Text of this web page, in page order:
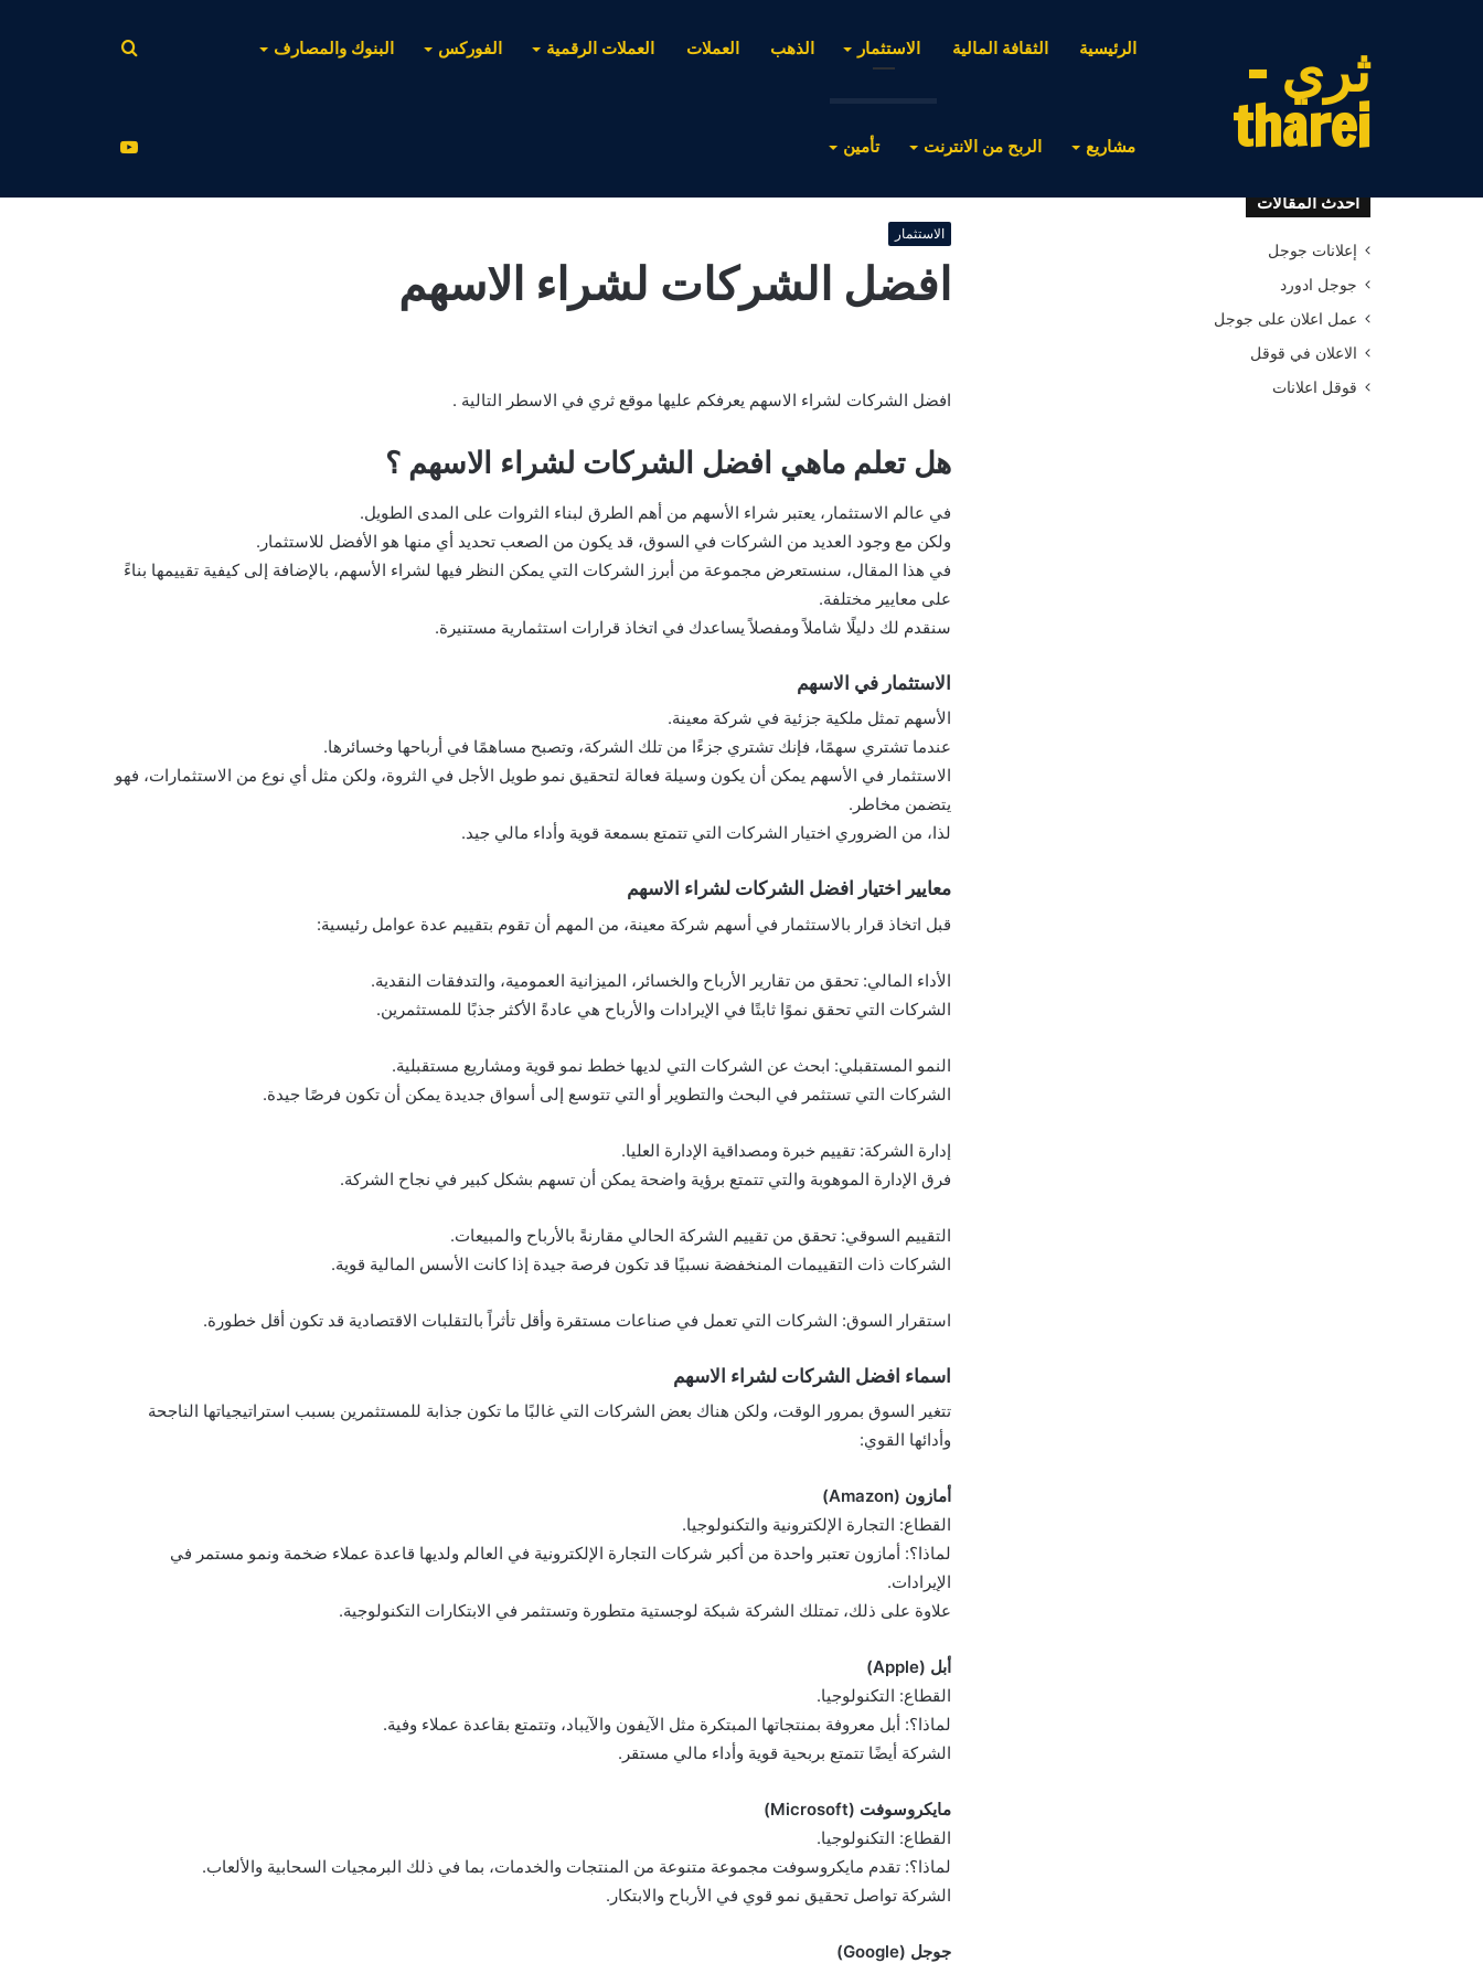
ثري -
tharei
الرئيسية الثقافة المالية الاستثمار الذهب العملات العملات الرقمية الفوركس البنوك والمصارف
مشاريع الربح من الانترنت تأمين عن
الاستثمار
افضل الشركات لشراء الاسهم
افضل الشركات لشراء الاسهم يعرفكم عليها موقع ثري في الاسطر التالية .
هل تعلم ماهي افضل الشركات لشراء الاسهم ؟
في عالم الاستثمار، يعتبر شراء الأسهم من أهم الطرق لبناء الثروات على المدى الطويل.
ولكن مع وجود العديد من الشركات في السوق، قد يكون من الصعب تحديد أي منها هو الأفضل للاستثمار.
في هذا المقال، سنستعرض مجموعة من أبرز الشركات التي يمكن النظر فيها لشراء الأسهم، بالإضافة إلى كيفية تقييمها بناءً
على معايير مختلفة.
سنقدم لك دليلًا شاملاً ومفصلاً يساعدك في اتخاذ قرارات استثمارية مستنيرة.
الاستثمار في الاسهم
الأسهم تمثل ملكية جزئية في شركة معينة.
عندما تشتري سهمًا، فإنك تشتري جزءًا من تلك الشركة، وتصبح مساهمًا في أرباحها وخسائرها.
الاستثمار في الأسهم يمكن أن يكون وسيلة فعالة لتحقيق نمو طويل الأجل في الثروة، ولكن مثل أي نوع من الاستثمارات، فهو
يتضمن مخاطر.
لذا، من الضروري اختيار الشركات التي تتمتع بسمعة قوية وأداء مالي جيد.
معايير اختيار افضل الشركات لشراء الاسهم
قبل اتخاذ قرار بالاستثمار في أسهم شركة معينة، من المهم أن تقوم بتقييم عدة عوامل رئيسية:
الأداء المالي: تحقق من تقارير الأرباح والخسائر، الميزانية العمومية، والتدفقات النقدية.
الشركات التي تحقق نموًا ثابتًا في الإيرادات والأرباح هي عادةً الأكثر جذبًا للمستثمرين.
النمو المستقبلي: ابحث عن الشركات التي لديها خطط نمو قوية ومشاريع مستقبلية.
الشركات التي تستثمر في البحث والتطوير أو التي تتوسع إلى أسواق جديدة يمكن أن تكون فرصًا جيدة.
إدارة الشركة: تقييم خبرة ومصداقية الإدارة العليا.
فرق الإدارة الموهوبة والتي تتمتع برؤية واضحة يمكن أن تسهم بشكل كبير في نجاح الشركة.
التقييم السوقي: تحقق من تقييم الشركة الحالي مقارنةً بالأرباح والمبيعات.
الشركات ذات التقييمات المنخفضة نسبيًا قد تكون فرصة جيدة إذا كانت الأسس المالية قوية.
استقرار السوق: الشركات التي تعمل في صناعات مستقرة وأقل تأثراً بالتقلبات الاقتصادية قد تكون أقل خطورة.
اسماء افضل الشركات لشراء الاسهم
تتغير السوق بمرور الوقت، ولكن هناك بعض الشركات التي غالبًا ما تكون جذابة للمستثمرين بسبب استراتيجياتها الناجحة
وأدائها القوي:
أمازون (Amazon)
القطاع: التجارة الإلكترونية والتكنولوجيا.
لماذا؟: أمازون تعتبر واحدة من أكبر شركات التجارة الإلكترونية في العالم ولديها قاعدة عملاء ضخمة ونمو مستمر في
الإيرادات.
علاوة على ذلك، تمتلك الشركة شبكة لوجستية متطورة وتستثمر في الابتكارات التكنولوجية.
أبل (Apple)
القطاع: التكنولوجيا.
لماذا؟: أبل معروفة بمنتجاتها المبتكرة مثل الآيفون والآيباد، وتتمتع بقاعدة عملاء وفية.
الشركة أيضًا تتمتع بربحية قوية وأداء مالي مستقر.
مايكروسوفت (Microsoft)
القطاع: التكنولوجيا.
لماذا؟: تقدم مايكروسوفت مجموعة متنوعة من المنتجات والخدمات، بما في ذلك البرمجيات السحابية والألعاب.
الشركة تواصل تحقيق نمو قوي في الأرباح والابتكار.
جوجل (Google)
أحدث المقالات
إعلانات جوجل
جوجل ادورد
عمل اعلان على جوجل
الاعلان في قوقل
قوقل اعلانات